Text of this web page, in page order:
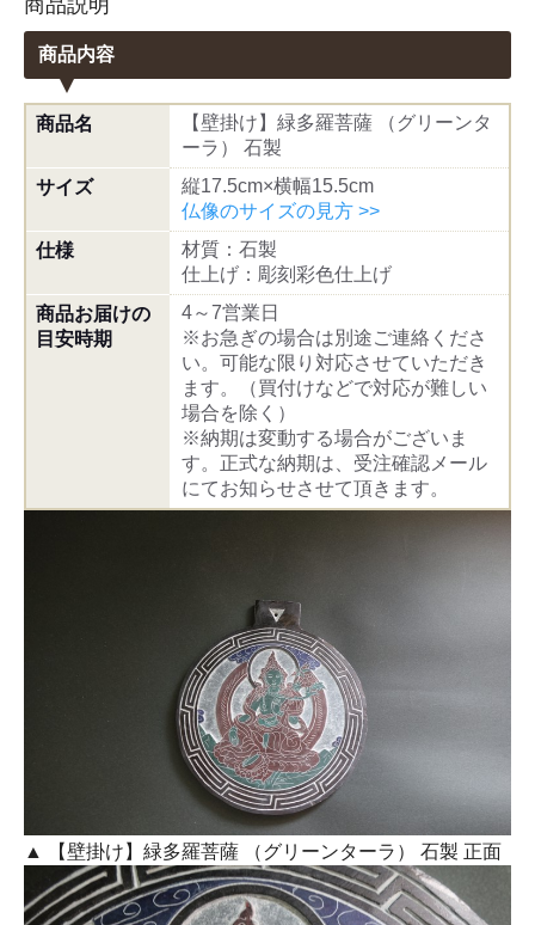
商品内容
商品名
【壁掛け】緑多羅菩薩 （グリーンタ
ーラ） 石製
サイズ
縦17.5cm×横幅15.5cm
仏像のサイズの見方 >>
仕様
材質：石製
仕上げ：彫刻彩色仕上げ
商品お届けの
目安時期
4～7営業日
※お急ぎの場合は別途ご連絡くださ
い。可能な限り対応させていただき
ます。（買付けなどで対応が難しい
場合を除く）
※納期は変動する場合がございま
す。正式な納期は、受注確認メール
にてお知らせさせて頂きます。
▲ 【壁掛け】緑多羅菩薩 （グリーンターラ） 石製 正面